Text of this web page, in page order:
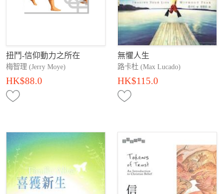
扭鬥-信仰動力之所在
梅智理 (Jerry Moye)
HK$88.0
無懼人生
路卡杜 (Max Lucado)
HK$115.0